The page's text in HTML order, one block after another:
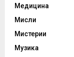
Медицина
Мисли
Мистерии
Музика